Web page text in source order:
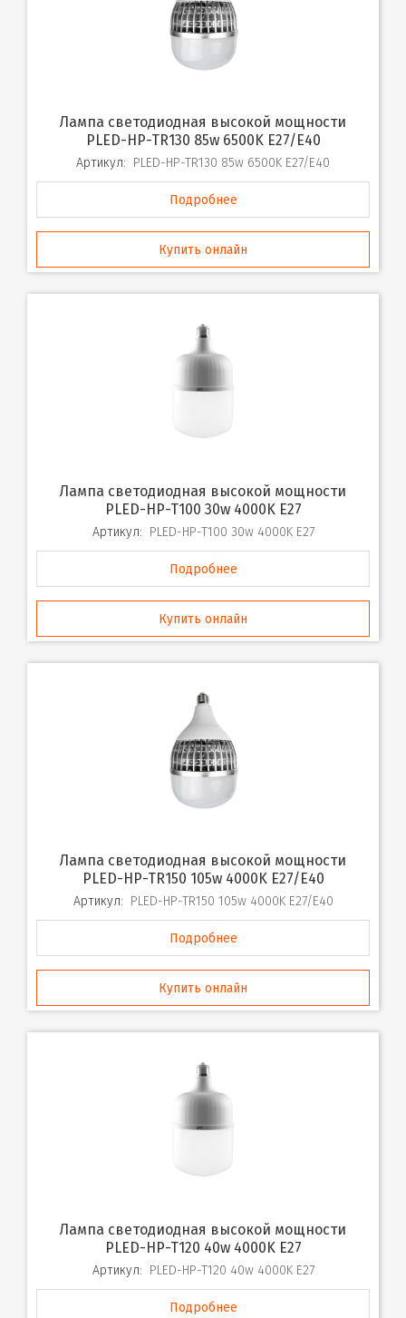
Лампа светодиодная высокой мощности
PLED-HP-TR130 85w 6500K E27/E40
Артикул: PLED-HP-TR130 85w 6500K E27/E40
Подробнее
Купить онлайн
Лампа светодиодная высокой мощности
PLED-HP-T100 30w 4000K E27
Артикул: PLED-HP-T100 30w 4000K E27
Подробнее
Купить онлайн
Лампа светодиодная высокой мощности
PLED-HP-TR150 105w 4000K E27/E40
Артикул: PLED-HP-TR150 105w 4000K E27/E40
Подробнее
Купить онлайн
Лампа светодиодная высокой мощности
PLED-HP-T120 40w 4000K E27
Артикул: PLED-HP-T120 40w 4000K E27
Подробнее